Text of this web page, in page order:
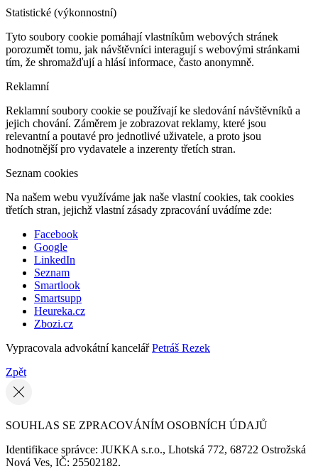
Statistické (výkonnostní)
Tyto soubory cookie pomáhají vlastníkům webových stránek
porozumět tomu, jak návštěvníci interagují s webovými stránkami
tím, že shromažďují a hlásí informace, často anonymně.
Reklamní
Reklamní soubory cookie se používají ke sledování návštěvníků a
jejich chování. Záměrem je zobrazovat reklamy, které jsou
relevantní a poutavé pro jednotlivé uživatele, a proto jsou
hodnotnější pro vydavatele a inzerenty třetích stran.
Seznam cookies
Na našem webu využíváme jak naše vlastní cookies, tak cookies
třetích stran, jejichž vlastní zásady zpracování uvádíme zde:
Facebook
Google
LinkedIn
Seznam
Smartlook
Smartsupp
Heureka.cz
Zbozi.cz
Vypracovala advokátní kancelářPetráš Rezek
Zpět
SOUHLAS SE ZPRACOVÁNÍM OSOBNÍCH ÚDAJŮ
Identifikace správce: JUKKA s.r.o., Lhotská 772, 68722 Ostrožská
Nová Ves, IČ: 25502182.